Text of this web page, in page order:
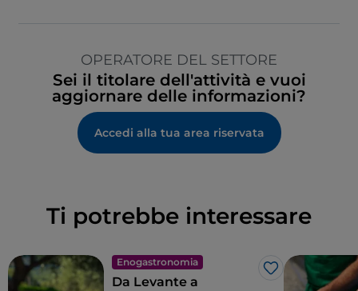
OPERATORE DEL SETTORE
Sei il titolare dell'attività e vuoi
aggiornare delle informazioni?
Accedi alla tua area riservata
Ti potrebbe interessare
Enogastronomia
Like
Da Levante a